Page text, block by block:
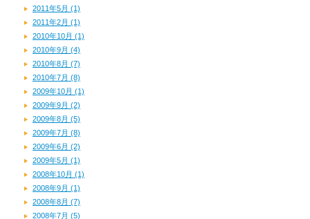
2011年5月 (1)
2011年2月 (1)
2010年10月 (1)
2010年9月 (4)
2010年8月 (7)
2010年7月 (8)
2009年10月 (1)
2009年9月 (2)
2009年8月 (5)
2009年7月 (8)
2009年6月 (2)
2009年5月 (1)
2008年10月 (1)
2008年9月 (1)
2008年8月 (7)
2008年7月 (5)